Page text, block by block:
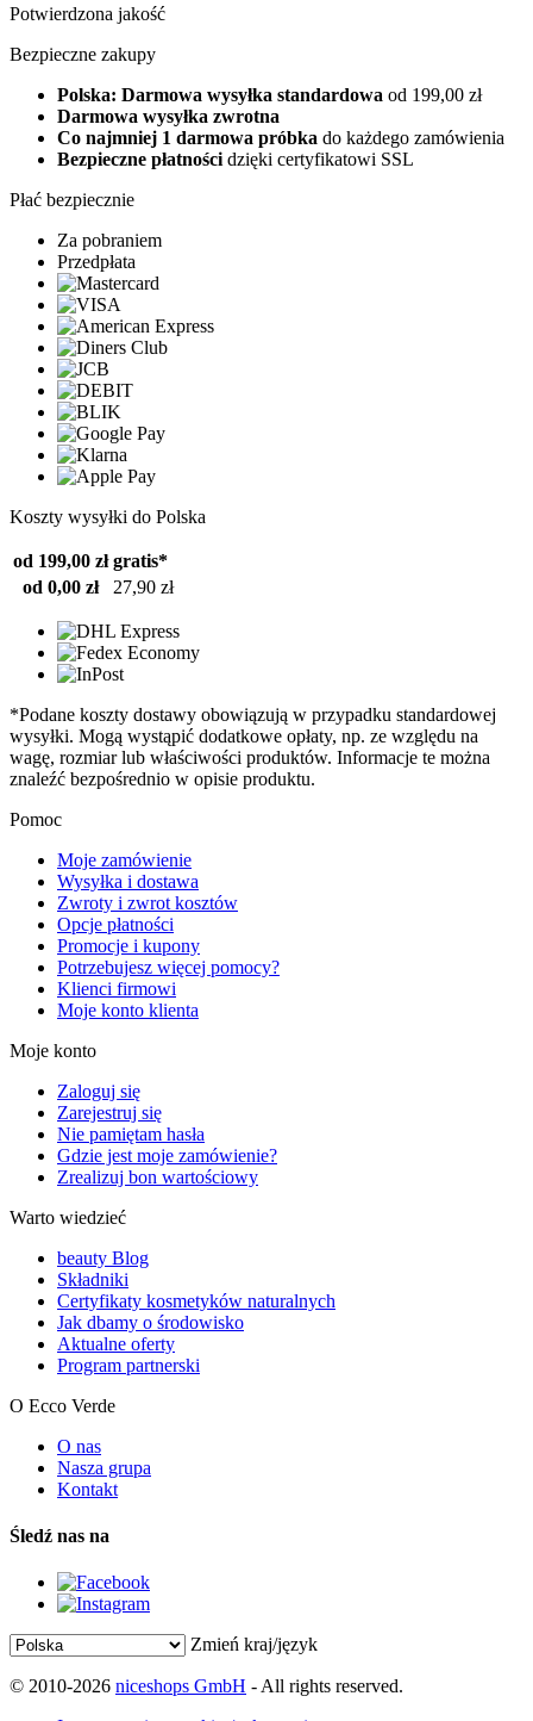
Potwierdzona jakość
Bezpieczne zakupy
Polska: Darmowa wysyłka standardowa od 199,00 zł
Darmowa wysyłka zwrotna
Co najmniej 1 darmowa próbka do każdego zamówienia
Bezpieczne płatności dzięki certyfikatowi SSL
Płać bezpiecznie
Za pobraniem
Przedpłata
Koszty wysyłki do Polska
od 199,00 zł gratis*
od 0,00 zł
27,90 zł
*Podane koszty dostawy obowiązują w przypadku standardowej
wysyłki. Mogą wystąpić dodatkowe opłaty, np. ze względu na
wagę, rozmiar lub właściwości produktów. Informacje te można
znaleźć bezpośrednio w opisie produktu.
Pomoc
Moje zamówienie
Wysyłka i dostawa
Zwroty i zwrot kosztów
Opcje płatności
Promocje i kupony
Potrzebujesz więcej pomocy?
Klienci firmowi
Moje konto klienta
Moje konto
Zaloguj się
Zarejestruj się
Nie pamiętam hasła
Gdzie jest moje zamówienie?
Zrealizuj bon wartościowy
Warto wiedzieć
beauty Blog
Składniki
Certyfikaty kosmetyków naturalnych
Jak dbamy o środowisko
Aktualne oferty
Program partnerski
O Ecco Verde
O nas
Nasza grupa
Kontakt
Śledź nas na
Zmień kraj/język
© 2010-2026 niceshops GmbH - All rights reserved.